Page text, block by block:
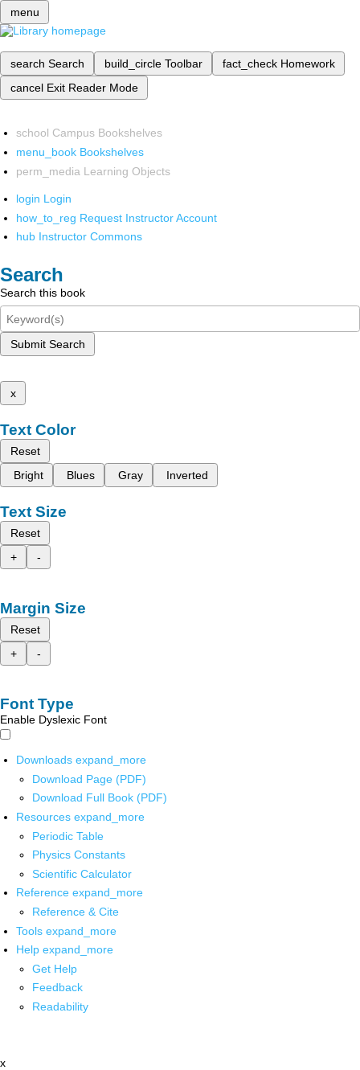
menu
search Search build_circle Toolbar fact_check Homework
cancel Exit Reader Mode
school Campus Bookshelves
menu_book Bookshelves
perm_media Learning Objects
login Login
how_to_reg Request Instructor Account
hub Instructor Commons
Search
Search this book
Submit Search
x
Text Color
Reset
Bright
Blues Gray Inverted
Text Size
Reset
+
-
Margin Size
Reset
+
-
Font Type
Enable Dyslexic Font
Downloads expand_more
Download Page (PDF)
Download Full Book (PDF)
Resources expand_more
Periodic Table
Physics Constants
Scientific Calculator
Reference expand_more
Reference & Cite
Tools expand_more
Help expand_more
Get Help
Feedback
Readability
x